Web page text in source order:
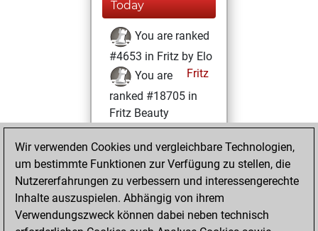
Today
You are ranked
#4653 in Fritz by Elo
Fritz
You are
ranked #18705 in
Fritz Beauty
Mittwoch, Januar
5, 2022
You won
against Fritz
Fritz
Wir verwenden Cookies und vergleichbare Technologien,
um bestimmte Funktionen zur Verfügung zu stellen, die
Nutzererfahrungen zu verbessern und interessengerechte
Inhalte auszuspielen. Abhängig von ihrem
Verwendungszweck können dabei neben technisch